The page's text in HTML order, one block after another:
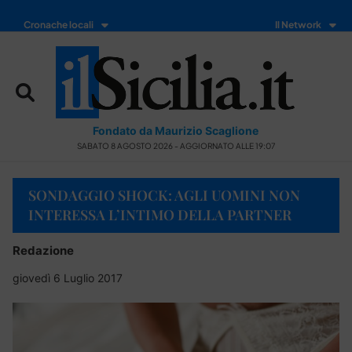
Cronache locali Il Network
Fondato da Maurizio Scaglione
SABATO 8 AGOSTO 2026 - AGGIORNATO ALLE 19:07
SONDAGGIO SHOCK: AGLI UOMINI NON
INTERESSA L’INTIMO DELLA PARTNER
Redazione
giovedì 6 Luglio 2017